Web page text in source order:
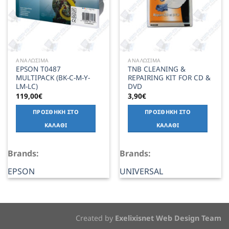
ΑΝΑΛΩΣΙΜΑ
EPSON T0487
MULTIPACK (BK-C-M-Y-
LM-LC)
119,00€
ΠΡΟΣΘΉΚΗ ΣΤΟ
ΚΑΛΆΘΙ
Brands:
EPSON
ΑΝΑΛΩΣΙΜΑ
TNB CLEANING &
REPAIRING KIT FOR CD &
DVD
3,90€
ΠΡΟΣΘΉΚΗ ΣΤΟ
ΚΑΛΆΘΙ
Brands:
UNIVERSAL
Created by Exelixisnet Web Design Team